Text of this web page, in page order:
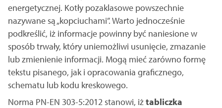
energetycznej. Kotły pozaklasowe powszechnie
nazywane są „kopciuchami”. Warto jednocześnie
podkreślić, iż informacje powinny być naniesione w
sposób trwały, który uniemożliwi usunięcie, zmazanie
lub zmienienie informacji. Mogą mieć zarówno formę
tekstu pisanego, jak i opracowania graficznego,
schematu lub kodu kreskowego.
Norma PN-EN 303-5:2012 stanowi, iżtabliczka